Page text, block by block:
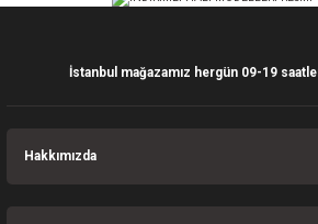
Bu ürüne benzer farklı alternatifler olmalı.
İstanbul mağazamız hergün 09-19
Hakkımızda